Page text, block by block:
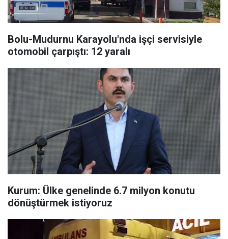
Bolu-Mudurnu Karayolu'nda işçi servisiyle
otomobil çarpıştı: 12 yaralı
Kurum: Ülke genelinde 6.7 milyon konutu
dönüştürmek istiyoruz